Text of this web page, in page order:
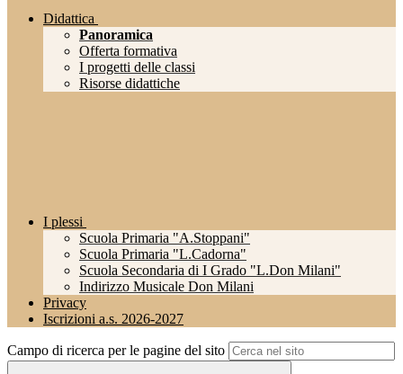
Didattica
Panoramica
Offerta formativa
I progetti delle classi
Risorse didattiche
I plessi
Scuola Primaria "A.Stoppani"
Scuola Primaria "L.Cadorna"
Scuola Secondaria di I Grado "L.Don Milani"
Indirizzo Musicale Don Milani
Privacy
Iscrizioni a.s. 2026-2027
Campo di ricerca per le pagine del sito